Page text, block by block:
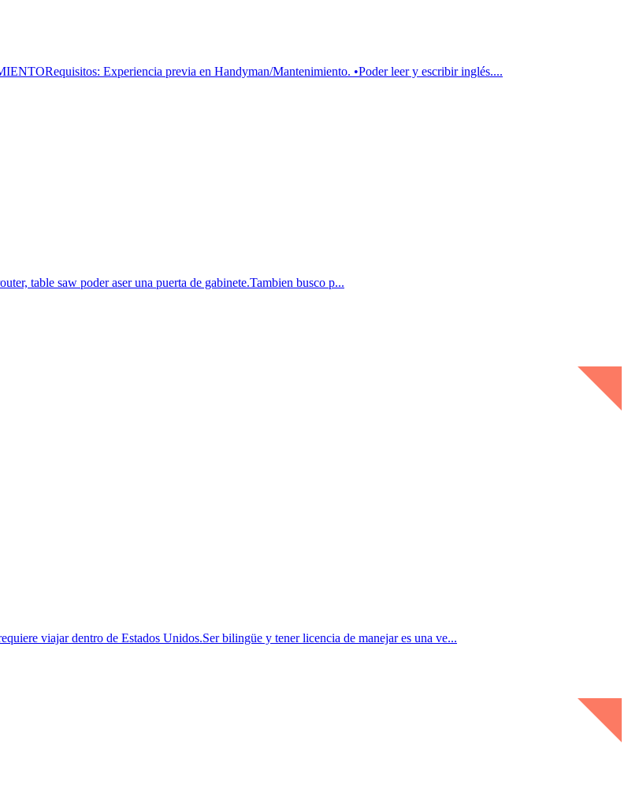
Experiencia previa en Handyman/Mantenimiento. •Poder leer y escribir inglés....
table saw poder aser una puerta de gabinete.Tambien busco p...
viajar dentro de Estados Unidos.Ser bilingüe y tener licencia de manejar es una ve...